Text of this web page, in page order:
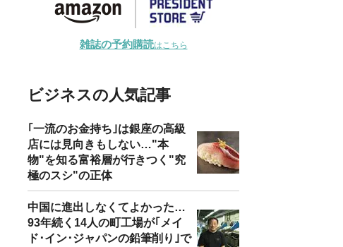
雑誌の予約購読はこちら
ビジネスの人気記事
｢一流のお金持ち｣は銀座の高級
店には見向きもしない…"本
物"を知る富裕層が行きつく"究
極のスシ"の正体
中国に進出しなくてよかった…
93年続く14人の町工場が｢メイ
ド･イン･ジャパンの鉛筆削り｣で